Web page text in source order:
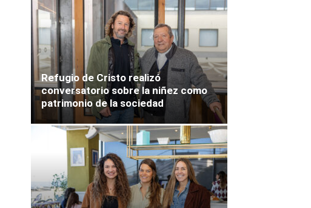
Refugio de Cristo realizó
conversatorio sobre la niñez como
patrimonio de la sociedad